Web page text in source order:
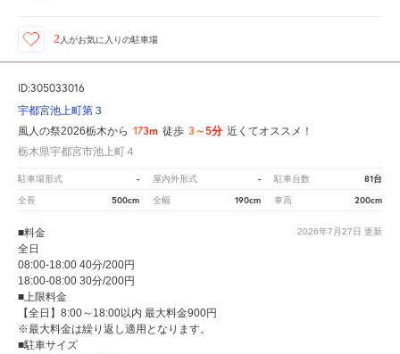
2 人がお気に入りの駐車場
ID:305033016
宇都宮池上町第３
風人の祭2026栃木から 173m 徒歩 3～5分 近くてオススメ！
栃木県宇都宮市池上町４
駐車場形式 - 屋内外形式 - 駐車台数 81台
全長 500cm 全幅 190cm 車高 200cm
2026年7月27日 更新
■料金
全日
08:00-18:00 40分/200円
18:00-08:00 30分/200円
■上限料金
【全日】8:00～18:00以内 最大料金900円
※最大料金は繰り返し適用となります。
■駐車サイズ